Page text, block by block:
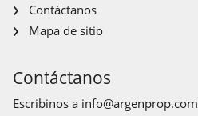
Contáctanos
Mapa de sitio
Contáctanos
Escribinos a info@argenprop.com